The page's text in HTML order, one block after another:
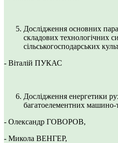
Дослідження основних
складових технологічних
сільськогосподарських
- Віталій ПУКАС
Дослідження енергетики
багатоелементних машино-
- Олександр ГОВОРОВ,
- Микола ВЕНГЕР,